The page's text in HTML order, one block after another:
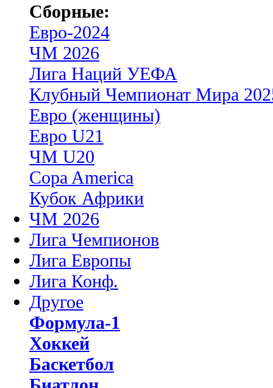
Сборные:
Евро-2024
ЧМ 2026
Лига Наций УЕФА
Клубный Чемпионат Мира
Евро (женщины)
Евро U21
ЧМ U20
Copa America
Кубок Африки
ЧМ 2026
Лига Чемпионов
Лига Европы
Лига Конф.
Другое
Формула-1
Хоккей
Баскетбол